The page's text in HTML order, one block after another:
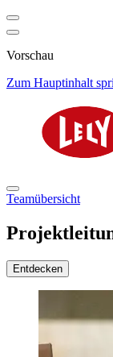
Vorschau
Zum Hauptinhalt
Teamübersicht
Entdecken